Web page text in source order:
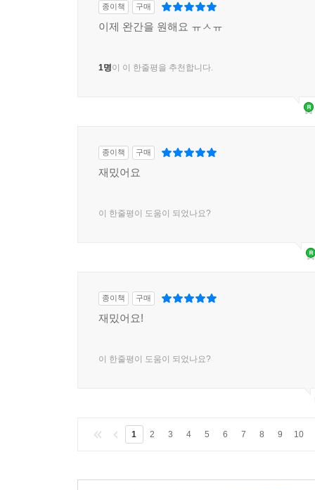
종이책 구매
이제 완간을 원해요 ㅠㅅㅠ
1명이 이 한줄평을 추천합니다.
종이책 구매
재밌어요
이 한줄평이 도움이 되었나요?
종이책 구매
재밌어요!
이 한줄평이 도움이 되었나요?
1 2 3 4 5 6 7 8 9 10